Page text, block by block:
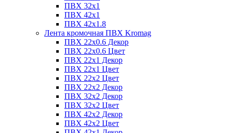
ПВХ 32x1
ПВХ 42х1
ПВХ 42х1.8
Лента кромочная ПВХ Kromag
ПВХ 22x0.6 Декор
ПВХ 22x0.6 Цвет
ПВХ 22x1 Декор
ПВХ 22x1 Цвет
ПВХ 22x2 Цвет
ПВХ 22x2 Декор
ПВХ 32x2 Декор
ПВХ 32x2 Цвет
ПВХ 42x2 Декор
ПВХ 42x2 Цвет